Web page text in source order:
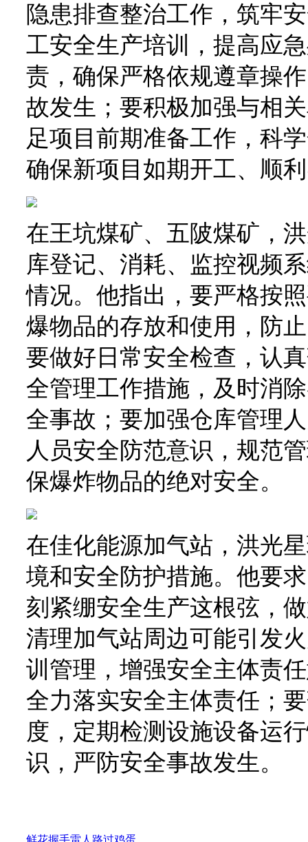
隐患排查整治工作，筑牢
工安全生产培训，提高应
责，确保严格依规遵章操
故发生；要积极加强与相
足项目前期准备工作，科
确保新项目如期开工、顺
在王坑煤矿、五陂煤矿，
库登记、消耗、监控视频
情况。他指出，要严格按
爆物品的存放和使用，防
要做好日常安全检查，认
全管理工作措施，及时消
全事故；要加强仓库管理
人员安全防范意识，规范
保爆炸物品的绝对安全。
在佳化能源加气站，洪光
境和安全防护措施。他要
刻紧绷安全生产这根弦，
清理加气站周边可能引发
训管理，增强安全主体责
全力落实安全主体责任；
度，定期检测设施设备运
识，严防安全事故发生。
鲜花握手雷人 路过鸡蛋